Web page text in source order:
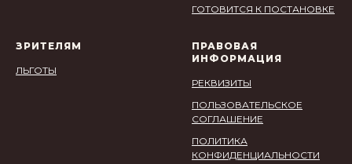
ГОТОВИТСЯ К ПОСТАНОВКЕ
ЗРИТЕЛЯМ
ЛЬГОТЫ
ПРАВОВАЯ
ИНФОРМАЦИЯ
РЕКВИЗИТЫ
ПОЛЬЗОВАТЕЛЬСКОЕ
СОГЛАШЕНИЕ
ПОЛИТИКА
КОНФИДЕНЦИАЛЬНОСТИ